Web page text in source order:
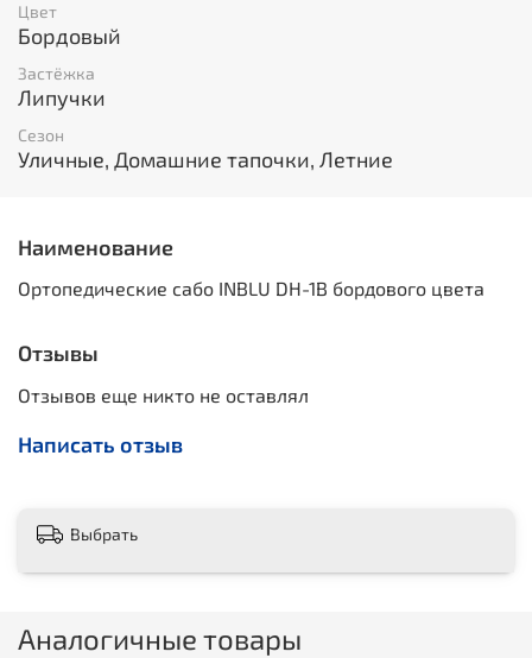
Цвет
Бордовый
Застёжка
Липучки
Сезон
Уличные, Домашние тапочки, Летние
Наименование
Ортопедические сабо INBLU DH-1B бордового цвета
Отзывы
Отзывов еще никто не оставлял
Написать отзыв
Выбрать
Аналогичные товары